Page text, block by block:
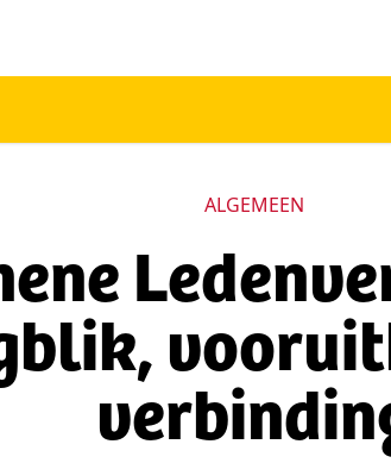
ALGEMEEN